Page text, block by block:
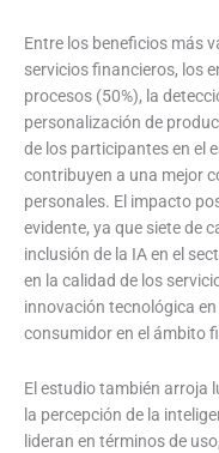
Entre los beneficios más
servicios financieros, los
procesos (50%), la
personalización de
de los participantes en el
contribuyen a una mejor
personales. El impacto
evidente, ya que siete de
inclusión de la IA en el
en la calidad de los
innovación tecnológica
consumidor en el ámbito
El estudio también arroja
la percepción de la
lideran en términos de